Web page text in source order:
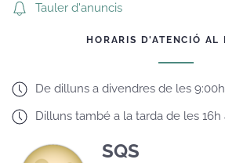
Tauler d'anuncis
HORARIS D'ATENCIÓ AL
De dilluns a divendres de les 9:00h
Dilluns també a la tarda de les 16h
SQS